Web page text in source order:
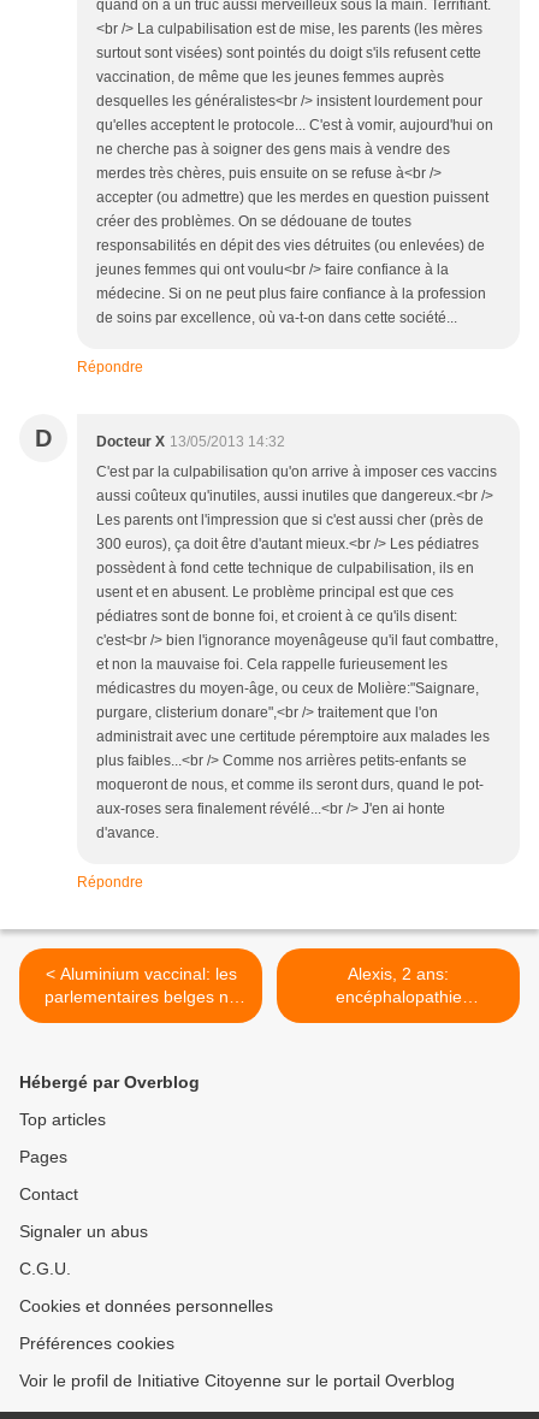
quand on a un truc aussi merveilleux sous la main. Terrifiant.
<br /> La culpabilisation est de mise, les parents (les mères
surtout sont visées) sont pointés du doigt s'ils refusent cette
vaccination, de même que les jeunes femmes auprès
desquelles les généralistes<br /> insistent lourdement pour
qu'elles acceptent le protocole... C'est à vomir, aujourd'hui on
ne cherche pas à soigner des gens mais à vendre des
merdes très chères, puis ensuite on se refuse à<br />
accepter (ou admettre) que les merdes en question puissent
créer des problèmes. On se dédouane de toutes
responsabilités en dépit des vies détruites (ou enlevées) de
jeunes femmes qui ont voulu<br /> faire confiance à la
médecine. Si on ne peut plus faire confiance à la profession
de soins par excellence, où va-t-on dans cette société...
Répondre
D Docteur X 13/05/2013 14:32
C'est par la culpabilisation qu'on arrive à imposer ces vaccins
aussi coûteux qu'inutiles, aussi inutiles que dangereux.<br />
Les parents ont l'impression que si c'est aussi cher (près de
300 euros), ça doit être d'autant mieux.<br /> Les pédiatres
possèdent à fond cette technique de culpabilisation, ils en
usent et en abusent. Le problème principal est que ces
pédiatres sont de bonne foi, et croient à ce qu'ils disent:
c'est<br /> bien l'ignorance moyenâgeuse qu'il faut combattre,
et non la mauvaise foi. Cela rappelle furieusement les
médicastres du moyen-âge, ou ceux de Molière:"Saignare,
purgare, clisterium donare",<br /> traitement que l'on
administrait avec une certitude péremptoire aux malades les
plus faibles...<br /> Comme nos arrières petits-enfants se
moqueront de nous, et comme ils seront durs, quand le pot-
aux-roses sera finalement révélé...<br /> J'en ai honte
d'avance.
Répondre
< Aluminium vaccinal: les
parlementaires belges ne
sont pas à la hauteur des
Alexis, 2 ans:
encéphalopathie
épileptogène après 4
Hébergé par Overblog
Top articles
Pages
Contact
Signaler un abus
C.G.U.
Cookies et données personnelles
Préférences cookies
Voir le profil de Initiative Citoyenne sur le portail Overblog